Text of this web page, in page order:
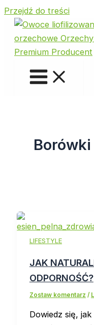
Przejdź do treści
LIFESTYLE
JAK
ODPORNOŚĆ?
Zostaw komentarz /
Dowiedz się,